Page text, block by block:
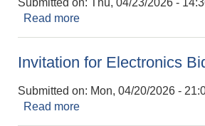
Read more
Invitation for Electronics
Submitted on: Mon, 04/20/2026 -
Read more